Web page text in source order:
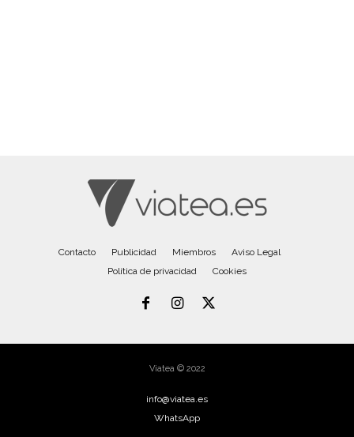
Contacto Publicidad Miembros
Aviso Legal
Política de privacidad
Cookies
Viatea © 2022
info@viatea.es
WhatsApp